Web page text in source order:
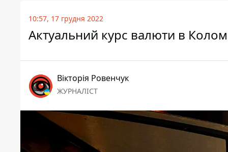
10:57, 17 грудня 2022
Актуальний курс валюти в
Вікторія Ровенчук
ЖУРНАЛІСТ